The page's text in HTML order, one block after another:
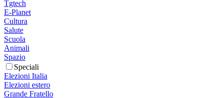
Tgtech
E-Planet
Cultura
Salute
Scuola
Animali
Spazio
Speciali
Elezioni Italia
Elezioni estero
Grande Fratello